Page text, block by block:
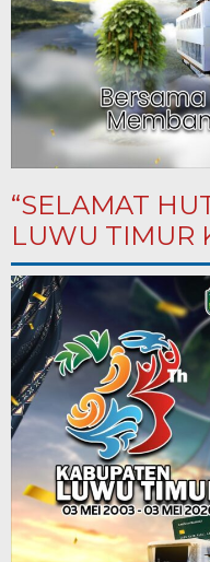
“SELAMAT
LUWU TIMUR